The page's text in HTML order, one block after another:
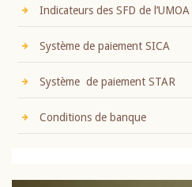
Indicateurs des SFD de l’UMOA
Système de paiement SICA
Système de paiement STAR
Conditions de banque